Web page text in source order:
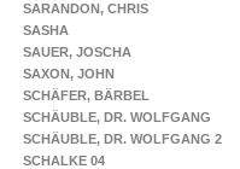
SARANDON, CHRIS
SASHA
SAUER, JOSCHA
SAXON, JOHN
SCHÄFER, BÄRBEL
SCHÄUBLE, DR. WOLFGANG
SCHÄUBLE, DR. WOLFGANG 2
SCHALKE 04